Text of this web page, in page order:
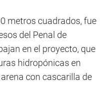
metros cuadrados, fue
del Penal de
en el proyecto, que
hidropónicas en
con cascarilla de